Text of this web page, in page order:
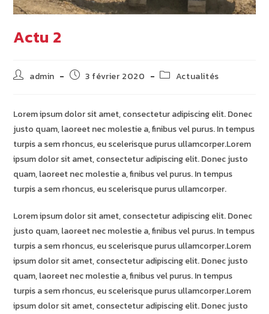
Actu 2
Auteur/autrice
publication :
admin
Publication
3 février 2020
PostActualités
Lorem ipsum dolor sit amet, consectetur adipiscing elit. Donec
justo quam, laoreet nec molestie a, finibus vel purus. In tempus
turpis a sem rhoncus, eu scelerisque purus ullamcorper.Lorem
ipsum dolor sit amet, consectetur adipiscing elit. Donec justo
quam, laoreet nec molestie a, finibus vel purus. In tempus
turpis a sem rhoncus, eu scelerisque purus ullamcorper.
Lorem ipsum dolor sit amet, consectetur adipiscing elit. Donec
justo quam, laoreet nec molestie a, finibus vel purus. In tempus
turpis a sem rhoncus, eu scelerisque purus ullamcorper.Lorem
ipsum dolor sit amet, consectetur adipiscing elit. Donec justo
quam, laoreet nec molestie a, finibus vel purus. In tempus
turpis a sem rhoncus, eu scelerisque purus ullamcorper.Lorem
ipsum dolor sit amet, consectetur adipiscing elit. Donec justo